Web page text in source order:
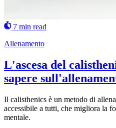
7 min read
Allenamento
L'ascesa del
sapere
Il calisthenics è un metodo di
accessibile a tutti, che migliora la
mentale.